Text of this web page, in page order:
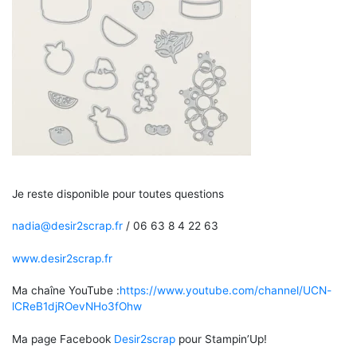
Je reste disponible pour toutes questions
nadia@desir2scrap.fr / 06 63 8 4 22 63
www.desir2scrap.fr
Ma chaîne YouTube :https://www.youtube.com/channel/UCN-
lCReB1djROevNHo3fOhw
Ma page Facebook Desir2scrap pour Stampin’Up!